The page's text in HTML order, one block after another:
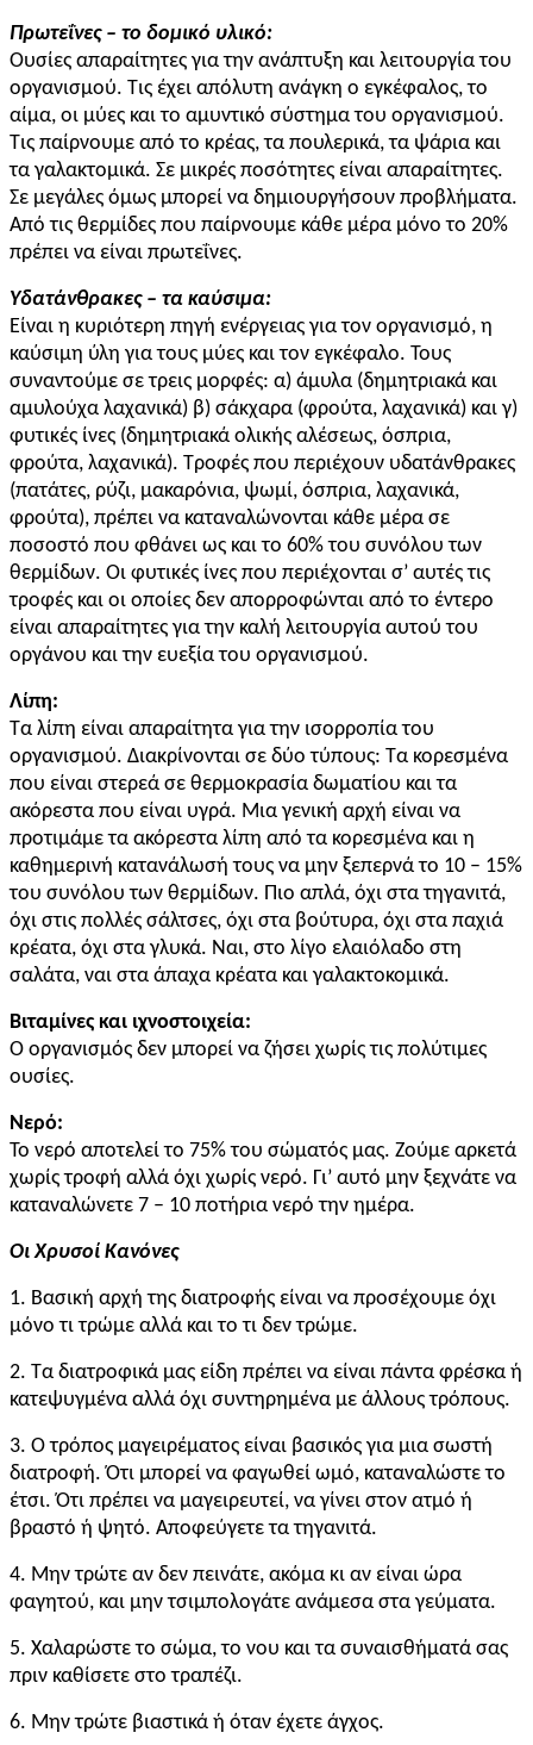
Πρωτεΐνες – το δομικό υλικό:
Ουσίες απαραίτητες για την ανάπτυξη και λειτουργία του
οργανισμού. Τις έχει απόλυτη ανάγκη ο εγκέφαλος, το
αίμα, οι μύες και το αμυντικό σύστημα του οργανισμού.
Τις παίρνουμε από το κρέας, τα πουλερικά, τα ψάρια και
τα γαλακτομικά. Σε μικρές ποσότητες είναι απαραίτητες.
Σε μεγάλες όμως μπορεί να δημιουργήσουν προβλήματα.
Από τις θερμίδες που παίρνουμε κάθε μέρα μόνο το 20%
πρέπει να είναι πρωτεΐνες.
Υδατάνθρακες – τα καύσιμα:
Είναι η κυριότερη πηγή ενέργειας για τον οργανισμό, η
καύσιμη ύλη για τους μύες και τον εγκέφαλο. Τους
συναντούμε σε τρεις μορφές: α) άμυλα (δημητριακά και
αμυλούχα λαχανικά) β) σάκχαρα (φρούτα, λαχανικά) και γ)
φυτικές ίνες (δημητριακά ολικής αλέσεως, όσπρια,
φρούτα, λαχανικά). Τροφές που περιέχουν υδατάνθρακες
(πατάτες, ρύζι, μακαρόνια, ψωμί, όσπρια, λαχανικά,
φρούτα), πρέπει να καταναλώνονται κάθε μέρα σε
ποσοστό που φθάνει ως και το 60% του συνόλου των
θερμίδων. Οι φυτικές ίνες που περιέχονται σ’ αυτές τις
τροφές και οι οποίες δεν απορροφώνται από το έντερο
είναι απαραίτητες για την καλή λειτουργία αυτού του
οργάνου και την ευεξία του οργανισμού.
Λίπη:
Τα λίπη είναι απαραίτητα για την ισορροπία του
οργανισμού. Διακρίνονται σε δύο τύπους: Τα κορεσμένα
που είναι στερεά σε θερμοκρασία δωματίου και τα
ακόρεστα που είναι υγρά. Μια γενική αρχή είναι να
προτιμάμε τα ακόρεστα λίπη από τα κορεσμένα και η
καθημερινή κατανάλωσή τους να μην ξεπερνά το 10 – 15%
του συνόλου των θερμίδων. Πιο απλά, όχι στα τηγανιτά,
όχι στις πολλές σάλτσες, όχι στα βούτυρα, όχι στα παχιά
κρέατα, όχι στα γλυκά. Ναι, στο λίγο ελαιόλαδο στη
σαλάτα, ναι στα άπαχα κρέατα και γαλακτοκομικά.
Βιταμίνες και ιχνοστοιχεία:
Ο οργανισμός δεν μπορεί να ζήσει χωρίς τις πολύτιμες
ουσίες.
Νερό:
Το νερό αποτελεί το 75% του σώματός μας. Ζούμε αρκετά
χωρίς τροφή αλλά όχι χωρίς νερό. Γι’ αυτό μην ξεχνάτε να
καταναλώνετε 7 – 10 ποτήρια νερό την ημέρα.
Οι Χρυσοί Κανόνες
1. Βασική αρχή της διατροφής είναι να προσέχουμε όχι
μόνο τι τρώμε αλλά και το τι δεν τρώμε.
2. Τα διατροφικά μας είδη πρέπει να είναι πάντα φρέσκα ή
κατεψυγμένα αλλά όχι συντηρημένα με άλλους τρόπους.
3. Ο τρόπος μαγειρέματος είναι βασικός για μια σωστή
διατροφή. Ότι μπορεί να φαγωθεί ωμό, καταναλώστε το
έτσι. Ότι πρέπει να μαγειρευτεί, να γίνει στον ατμό ή
βραστό ή ψητό. Αποφεύγετε τα τηγανιτά.
4. Μην τρώτε αν δεν πεινάτε, ακόμα κι αν είναι ώρα
φαγητού, και μην τσιμπολογάτε ανάμεσα στα γεύματα.
5. Χαλαρώστε το σώμα, το νου και τα συναισθήματά σας
πριν καθίσετε στο τραπέζι.
6. Μην τρώτε βιαστικά ή όταν έχετε άγχος.